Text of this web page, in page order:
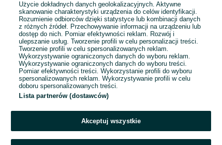
1 2 3 ... 7
Użycie dokładnych danych geolokalizacyjnych. Aktywne
skanowanie charakterystyki urządzenia do celów identyfikacji.
Rozumienie odbiorców dzięki statystyce lub kombinacji danych
z różnych źródeł. Przechowywanie informacji na urządzeniu lub
dostęp do nich. Pomiar efektywności reklam. Rozwój i
ulepszanie usług. Tworzenie profili w celu personalizacji treści.
Tworzenie profili w celu spersonalizowanych reklam.
Wykorzystywanie ograniczonych danych do wyboru reklam.
Wykorzystywanie ograniczonych danych do wyboru treści.
Pomiar efektywności treści. Wykorzystanie profili do wyboru
spersonalizowanych reklam. Wykorzystywanie profili w celu
doboru spersonalizowanych treści.
Lista partnerów (dostawców)
Akceptuj wszystkie